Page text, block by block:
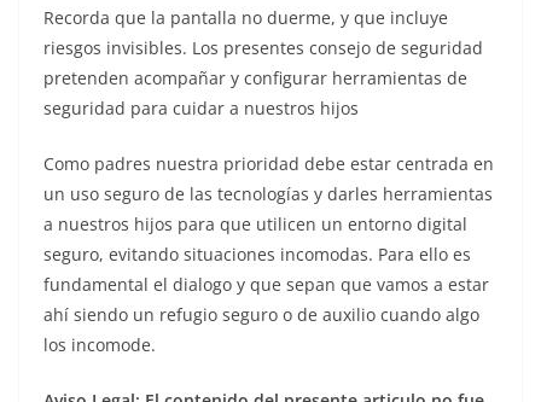
Recorda que la pantalla no duerme, y que incluye
riesgos invisibles. Los presentes consejo de seguridad
pretenden acompañar y configurar herramientas de
seguridad para cuidar a nuestros hijos
Como padres nuestra prioridad debe estar centrada en
un uso seguro de las tecnologías y darles herramientas
a nuestros hijos para que utilicen un entorno digital
seguro, evitando situaciones incomodas. Para ello es
fundamental el dialogo y que sepan que vamos a estar
ahí siendo un refugio seguro o de auxilio cuando algo
los incomode.